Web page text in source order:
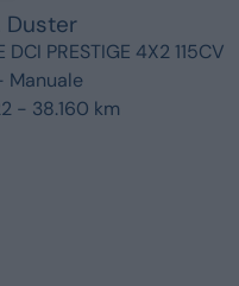
Duster
DCI PRESTIGE 4X2 115CV
Manuale
- 38.160 km